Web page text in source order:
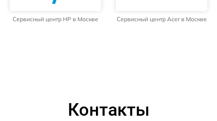
Сервисный центр HP в Москве Сервисный центр Acer в Москве
Контакты